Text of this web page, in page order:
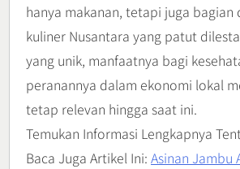
hanya makanan, tetapi juga bagian
kuliner Nusantara yang patut
yang unik, manfaatnya bagi
peranannya dalam ekonomi lokal
tetap relevan hingga saat ini.
Temukan Informasi Lengkapnya
Baca Juga Artikel Ini: Asinan Jambu